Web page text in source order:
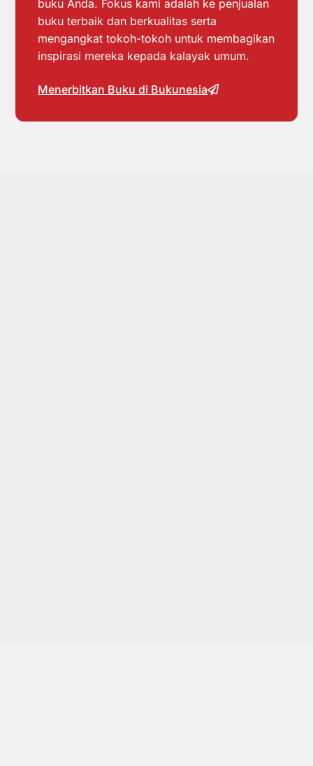
buku Anda. Fokus kami adalah ke penjualan
buku terbaik dan berkualitas serta
mengangkat tokoh-tokoh untuk membagikan
inspirasi mereka kepada kalayak umum.
Menerbitkan Buku di Bukunesia